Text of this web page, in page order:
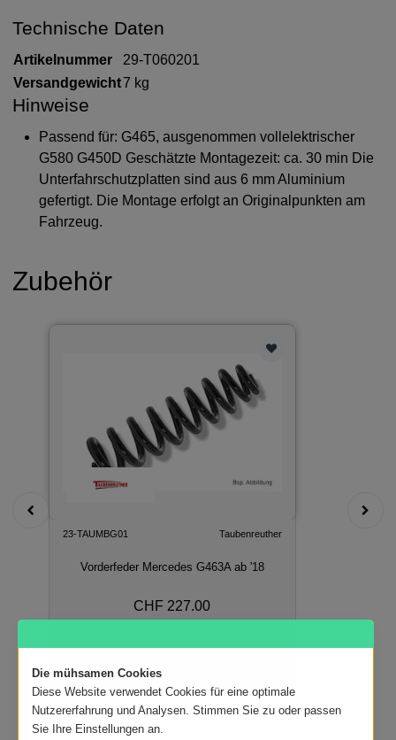
Technische Daten
Artikelnummer
29-T060201
Versandgewicht7 kg
Hinweise
Passend für: G465, ausgenommen vollelektrischer
G580 G450D Geschätzte Montagezeit: ca. 30 min Die
Unterfahrschutzplatten sind aus 6 mm Aluminium
gefertigt. Die Montage erfolgt an Originalpunkten am
Fahrzeug.
Zubehör
23-TAUMBG01 Taubenreuther
Vorderfeder Mercedes G463A ab '18
CHF 227.00
Die mühsamen Cookies
Diese Website verwendet Cookies für eine optimale
Nutzererfahrung und Analysen. Stimmen Sie zu oder passen
Sie Ihre Einstellungen an.